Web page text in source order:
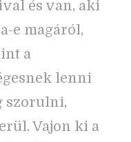
és van, aki
e magáról,
a
lenni
szorulni,
Vajon ki a